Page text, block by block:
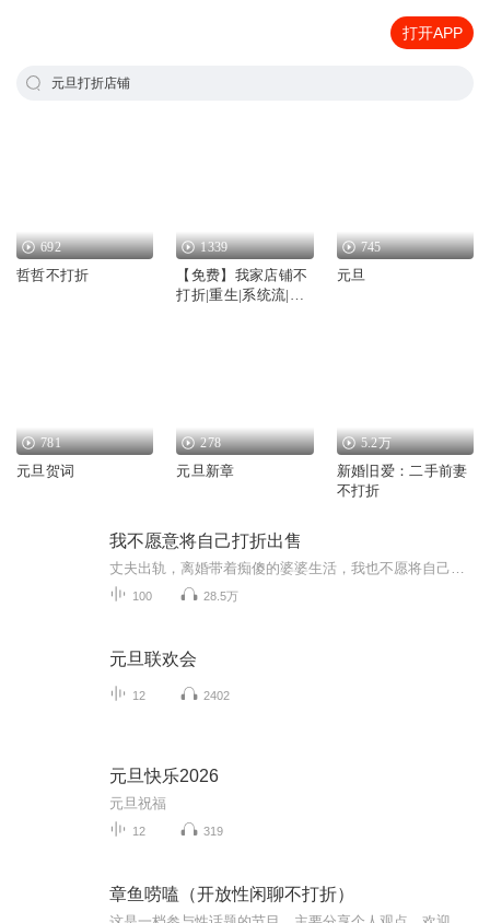
打开APP
元旦打折店铺
692
哲哲不打折
1339
【免费】我家店铺不
打折|重生|系统流|经
745
元旦
781
元旦贺词
278
元旦新章
5.2万
新婚旧爱：二手前妻
不打折
我不愿意将自己打折出售
100 28.5万
元旦联欢会
12 2402
元旦快乐2026
元旦祝福
12 319
章鱼唠嗑（开放性闲聊不打折）